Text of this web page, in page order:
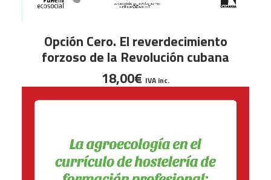
LEER MÁS
Opción Cero. El reverdecimiento
forzoso de la Revolución cubana
18,00€ IVA inc.